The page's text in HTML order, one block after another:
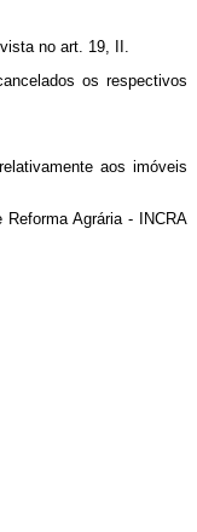
no art. 19, II.
os respectivos
aos imóveis
Agrária - INCRA